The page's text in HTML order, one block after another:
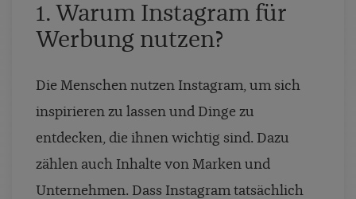
1. Warum Instagram für
Werbung nutzen?
Die Menschen nutzen Instagram, um sich
inspirieren zu lassen und Dinge zu
entdecken, die ihnen wichtig sind. Dazu
zählen auch Inhalte von Marken und
Unternehmen. Dass Instagram tatsächlich